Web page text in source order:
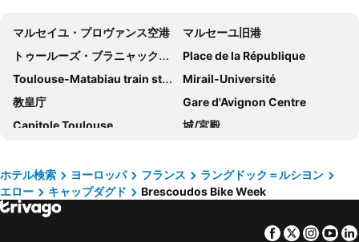
マルセイユ・プロヴァンス空港
マルセーユ旧港
トゥールーズ・ブラニャック空港
Place de la République
Toulouse-Matabiau train station
Mirail-Université
教皇庁
Gare d'Avignon Centre
Capitole Toulouse
城/宮殿
Amphithéâtre
Hôtel de Ville
Gare Saint-Charles
Aix en Provence Train Station
ジローナ大聖堂
ホテル検索 ヨーロッパ フランス
ラングドック＝ルシヨン
エロー
キャップダグド Brescoudos Bike Week
Facebook
Twitter